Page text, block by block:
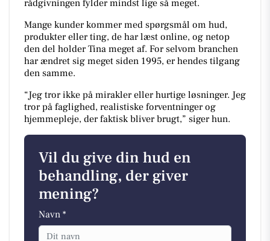
rådgivningen fylder mindst lige så meget.
Mange kunder kommer med spørgsmål om hud,
produkter eller ting, de har læst online, og netop
den del holder Tina meget af. For selvom branchen
har ændret sig meget siden 1995, er hendes tilgang
den samme.
“Jeg tror ikke på mirakler eller hurtige løsninger. Jeg
tror på faglighed, realistiske forventninger og
hjemmepleje, der faktisk bliver brugt,” siger hun.
Vil du give din hud en
behandling, der giver
mening?
Navn *